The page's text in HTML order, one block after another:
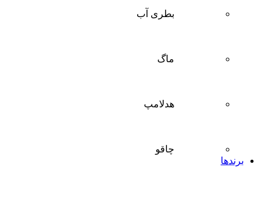
بطری آب
ماگ
هدلامپ
چاقو
برندها